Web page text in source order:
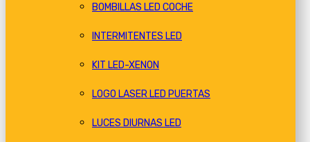
BOMBILLAS LED COCHE
INTERMITENTES LED
KIT LED-XENON
LOGO LASER LED PUERTAS
LUCES DIURNAS LED